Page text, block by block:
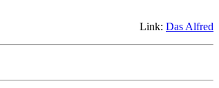
Link: Das Alfred